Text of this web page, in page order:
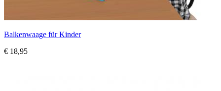
Balkenwaage für Kinder
€ 18,95